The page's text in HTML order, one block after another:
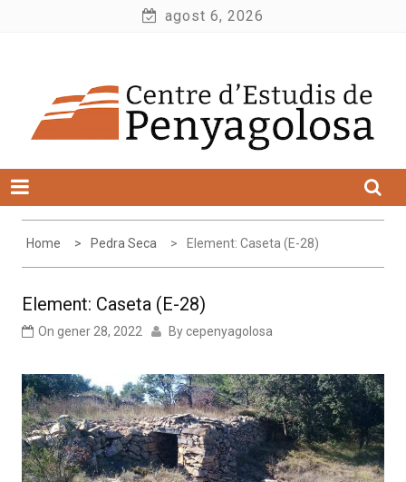
agost 6, 2026
Home Pedra Seca Element: Caseta (E-28)
Element: Caseta (E-28)
On gener 28, 2022 By cepenyagolosa